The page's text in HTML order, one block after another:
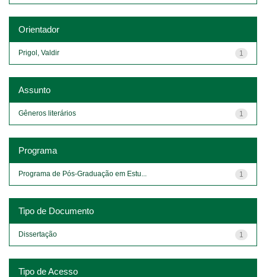
Orientador
1
Prigol, Valdir
Assunto
1
Gêneros literários
Programa
1
Programa de Pós-Graduação em Estu...
Tipo de Documento
1
Dissertação
Tipo de Acesso